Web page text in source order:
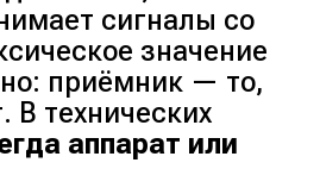
сигналы со
значение
приёмник — то,
В технических
аппарат или